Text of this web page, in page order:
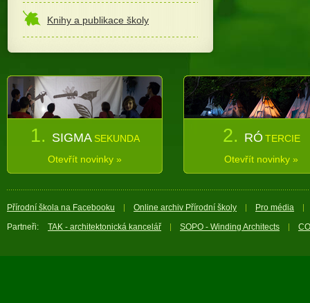
Knihy a publikace školy
1. SIGMA SEKUNDA
Otevřít novinky »
2. RÓ TERCIE
Otevřít novinky »
Přírodní škola na Facebooku Online archiv Přírodní školy
Pro média
Partneři:
TAK - architektonická kancelář SOPO - Winding Architects